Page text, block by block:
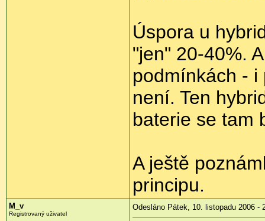
Úspora u
"jen" 20-40%.
podmínkách - i
není. Ten
baterie se tam
A ještě
principu.
M_v
Registrovaný uživatel
Odesláno Pátek, 10. listopadu 2006 -